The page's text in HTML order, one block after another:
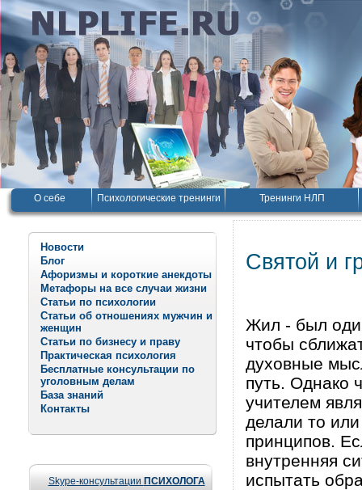
О себе Психологические тренинги Тренинги НЛП
Новости
Блог
Афоризмы и короткие анекдоты
Метафоры на все случаи жизни
Статьи по психологии
Статьи об отношениях мужчин и
женщин
Статьи по бизнесу и праву
Практическая психология
Бесплатные консультации по
уголовным делам
База знаний
Контакты
Skype-консультации ПСИХОЛОГА
Святой и
Жил - был
чтобы
духовные
путь. Однако
учителем
делали то
принципов.
внутренняя
испытать